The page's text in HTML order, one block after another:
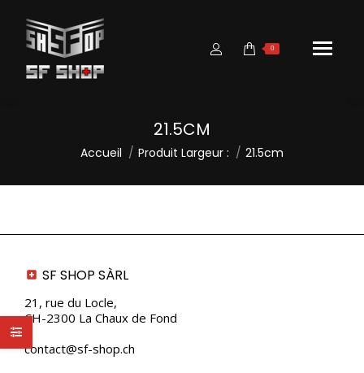
0
21.5CM
Vous êtes ici :
Accueil Produit Largeur : 21.5cm
SF SHOP SÀRL
21, rue du Locle,
CH-2300 La Chaux de Fond
contact@sf-shop.ch